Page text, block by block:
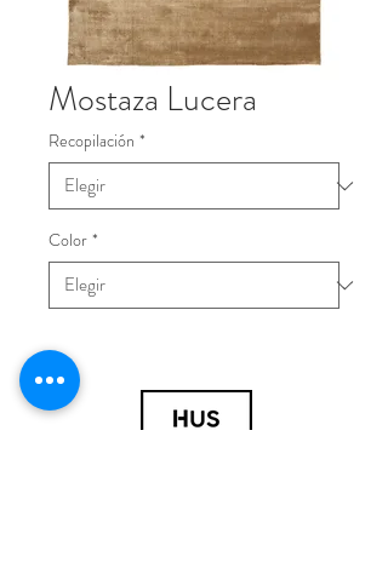
Mostaza Lucera
Recopilación *
Color *